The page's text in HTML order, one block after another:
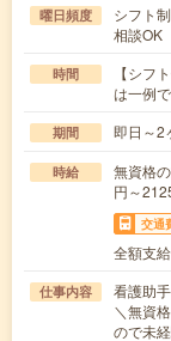
曜日頻度
シフト
相談OK
時間
【シフ
は一例
期間 即日～2
時給
無資格
円～
交通
全額支給
仕事内容
看護助手
＼無資
ので未